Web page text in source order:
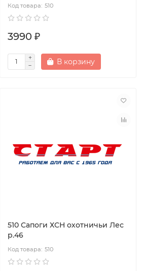
510
3990 ₽
В корзину
510 Сапоги ХСН охотничьи Лес
р.46
510